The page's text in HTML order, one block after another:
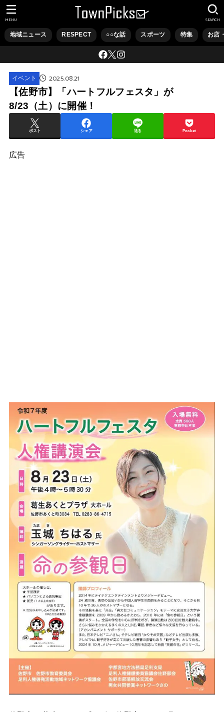
地域ニュース RESPECT ○○な話 スポーツ 特集 お店
SEARCH
MENU
イベント 2025.08.21
【佐野市】「ハートフルフェスタ」が
8/23（土）に開催！
ポスト シェア 送る Pocket
広告